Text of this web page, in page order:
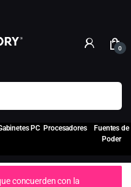
0
PC Procesadores
Fuentes de
Poder
concuerden con la